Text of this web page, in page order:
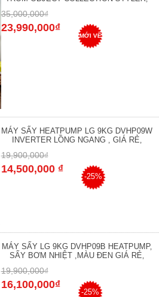
35,000,000₫
23,990,000₫
MỚI VỀ
MÁY SẤY HEATPUMP LG 9KG DVHP09W
INVERTER LỒNG NGANG , GIÁ RẺ,
19,900,000₫
14,500,000 ₫
-25%
MÁY SẤY LG 9KG DVHP09B HEATPUMP,
SẤY BƠM NHIỆT ,MÀU ĐEN GIÁ RẺ,
19,900,000₫
16,100,000₫
-25%